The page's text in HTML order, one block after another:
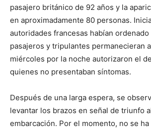
pasajero británico de 92 años y la
en aproximadamente 80 personas.
autoridades francesas habían ordenado
pasajeros y tripulantes permanecieran
miércoles por la noche autorizaron el
quienes no presentaban síntomas.
Después de una larga espera, se
levantar los brazos en señal de triunfo
embarcación. Por el momento, no se